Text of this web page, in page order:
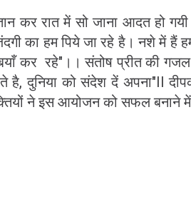
कर रात में सो जाना आदत हो
का हम पिये जा रहे है। नशे में
कर रहे"।। संतोष प्रीत की
दुनिया को संदेश दें अपना"II
ने इस आयोजन को सफल बनाने में